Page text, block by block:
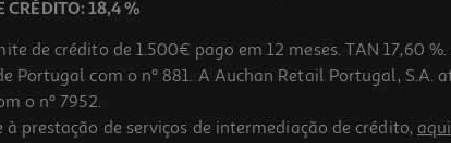
CRÉDITO: 18,4 %
de crédito de 1.500€ pago em 12 meses. TAN 17,60
Portugal com o nº 881. A Auchan Retail Portugal,
o nº 7952.
prestação de serviços de intermediação de crédito, aqui